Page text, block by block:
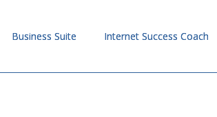
Business Suite Internet Success Coach